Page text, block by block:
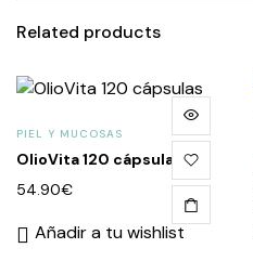
Related products
PIEL Y MUCOSAS
OlioVita 120 cápsulas
54.90€
Añadir a tu wishlist